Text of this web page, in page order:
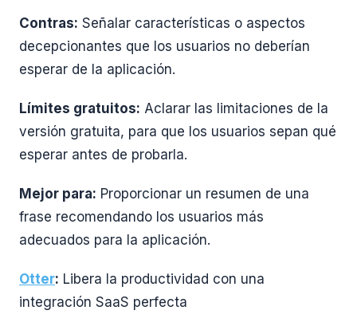
Contras: Señalar características o aspectos
decepcionantes que los usuarios no deberían
esperar de la aplicación.
Límites gratuitos: Aclarar las limitaciones de la
versión gratuita, para que los usuarios sepan qué
esperar antes de probarla.
Mejor para: Proporcionar un resumen de una
frase recomendando los usuarios más
adecuados para la aplicación.
Otter: Libera la productividad con una
integración SaaS perfecta